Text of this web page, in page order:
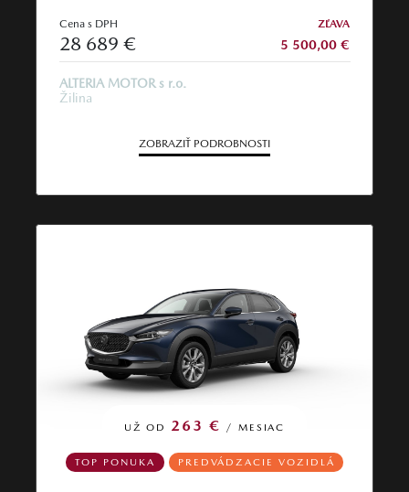
Cena s DPH
28 689 €
ZĽAVA
5 500,00 €
ALTERIA MOTOR s r.o.
Žilina
ZOBRAZIŤ PODROBNOSTI
UŽ OD 263 € / MESIAC
TOP PONUKA PREDVÁDZACIE VOZIDLÁ